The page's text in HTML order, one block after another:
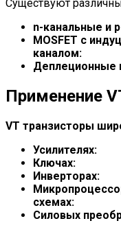
Существуют
n-канальные и
MOSFET с
каналом:
Деплеционные
Применение
VT транзисторы
Усилителях:
Ключах:
Инверторах:
схемах:
Силовых